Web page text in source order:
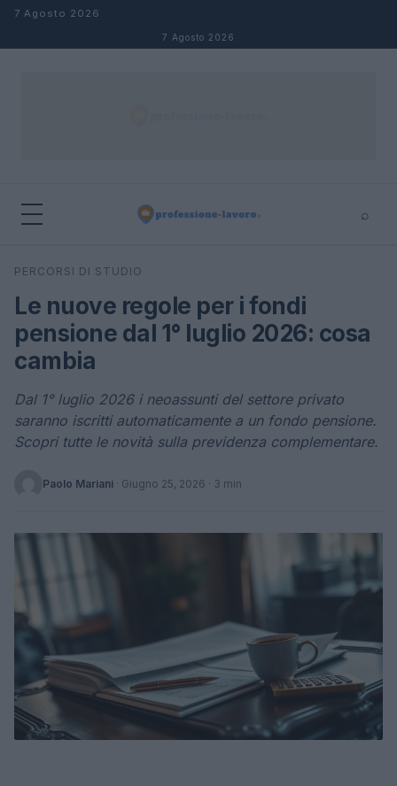
Salta al contenuto
7 Agosto 2026
7 Agosto 2026
⌕
Cerca
PERCORSI DI STUDIO
Le nuove regole per i fondi
pensione dal 1° luglio 2026: cosa
cambia
Dal 1° luglio 2026 i neoassunti del settore privato
saranno iscritti automaticamente a un fondo pensione.
Scopri tutte le novità sulla previdenza complementare.
Paolo Mariani · Giugno 25, 2026 · 3 min